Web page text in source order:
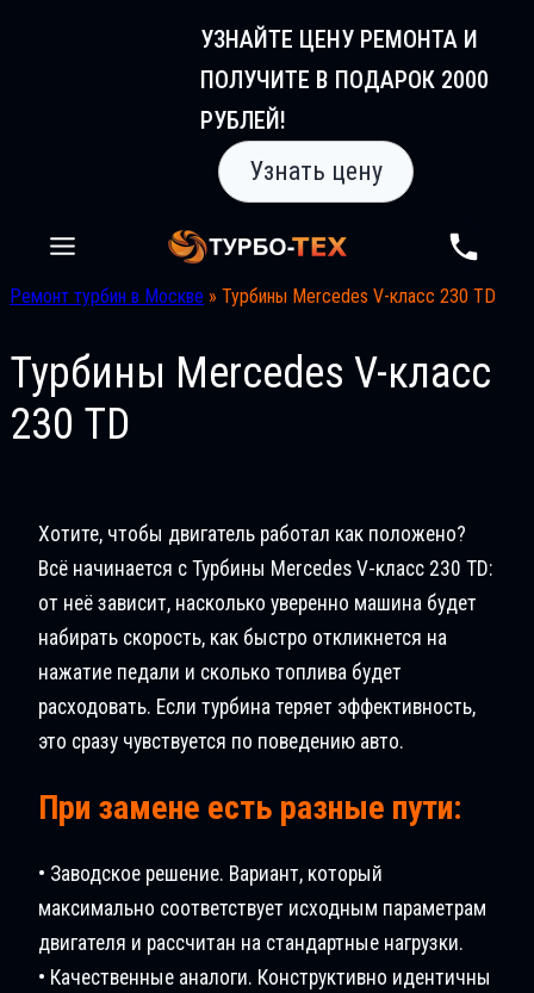
УЗНАЙТЕ ЦЕНУ РЕМОНТА И
ПОЛУЧИТЕ В ПОДАРОК 2000
РУБЛЕЙ!
Узнать цену
Ремонт турбин в Москве » Турбины Mercedes V-класс 230 TD
Турбины Mercedes V-класс
230 TD
Хотите, чтобы двигатель работал как положено?
Всё начинается с Турбины Mercedes V-класс 230 TD:
от неё зависит, насколько уверенно машина будет
набирать скорость, как быстро откликнется на
нажатие педали и сколько топлива будет
расходовать. Если турбина теряет эффективность,
это сразу чувствуется по поведению авто.
При замене есть разные пути:
• Заводское решение. Вариант, который
максимально соответствует исходным параметрам
двигателя и рассчитан на стандартные нагрузки.
• Качественные аналоги. Конструктивно идентичны